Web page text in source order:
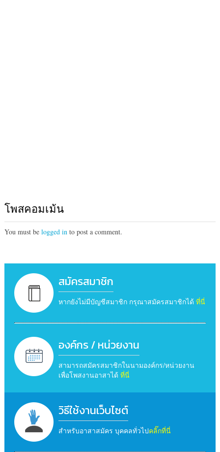
โพสคอมเม้น
You must be logged into post a comment.
สมัครสมาชิก
หากยังไม่มีบัญชีสมาชิก กรุณาสมัครสมาชิกได้ ที่นี่
องค์กร / หน่วยงาน
สามารถสมัครสมาชิกในนามองค์กร/หน่วยงาน
เพื่อโพสงานอาสาได้ ที่นี่
วิธีใช้งานเว็บไซต์
สำหรับอาสาสมัคร บุคคลทั่วไปคลิ๊กที่นี่